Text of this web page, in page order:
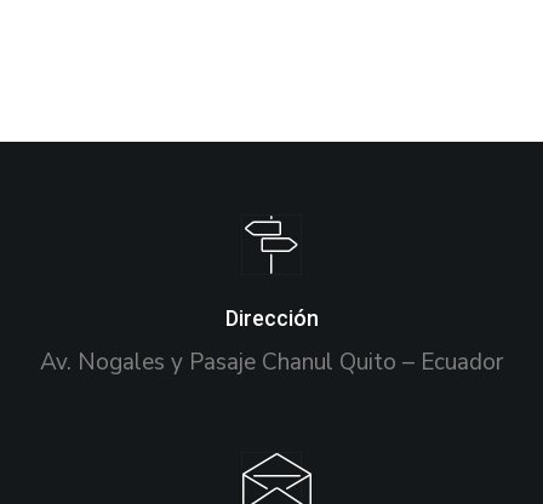
Dirección
Av. Nogales y Pasaje Chanul Quito – Ecuador